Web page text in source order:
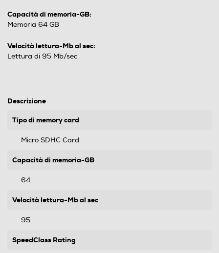
Capacità di memoria-GB:
Memoria 64 GB
Velocità lettura-Mb al sec:
Lettura di 95 Mb/sec
Descrizione
Tipo di memory card
Micro SDHC Card
Capacità di memoria-GB
64
Velocità lettura-Mb al sec
95
SpeedClass Rating